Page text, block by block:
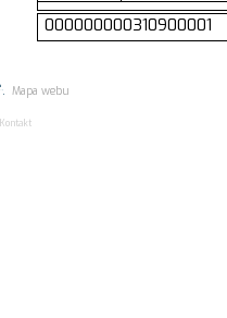
000000000310900001
Mapa webu
Kontakt